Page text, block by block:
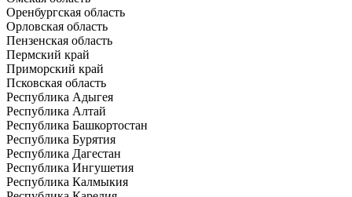
Оренбургская область
Орловская область
Пензенская область
Пермский край
Приморский край
Псковская область
Республика Адыгея
Республика Алтай
Республика Башкортостан
Республика Бурятия
Республика Дагестан
Республика Ингушетия
Республика Калмыкия